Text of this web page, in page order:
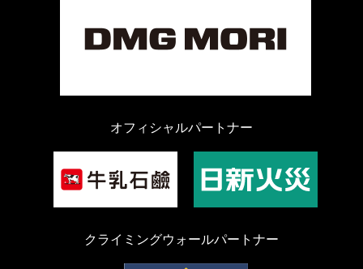
オフィシャルパートナー
クライミングウォールパートナー